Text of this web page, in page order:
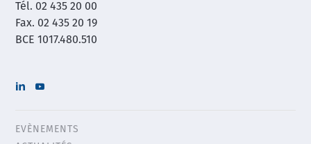
Tél. 02 435 20 00
Fax. 02 435 20 19
BCE 1017.480.510
Header
EVÈNEMENTS